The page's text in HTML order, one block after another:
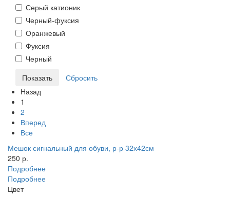
Серый катионик
Черный-фуксия
Оранжевый
Фуксия
Черный
Назад
1
2
Вперед
Все
Мешок сигнальный для обуви, р-р 32х42см
250 р.
Подробнее
Подробнее
Цвет